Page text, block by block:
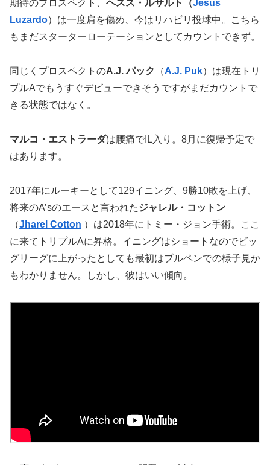
期待のプロスペクト、 ヘスス・ルサルト（Jesus
Luzardo）は一度肩を傷め、今はリハビリ投球中。こちら
もまだスターターローテーションとしてカウントできず。
同じくプロスペクトのA.J. パック （A.J. Puk）は現在トリ
プルAでもうすぐデビューできそうですがまだカウントで
きる状態ではなく。
マルコ・エストラーダは腰痛でIL入り。8月に復帰予定で
はあります。
2017年にルーキーとして129イニング、9勝10敗を上げ、
将来のA’sのエースと言われたジャレル・コットン
（Jharel Cotton ）は2018年にトミー・ジョン手術。ここ
に来てトリプルAに昇格。イニングはショートなのでビッ
グリーグに上がったとしても最初はブルペンでの様子見か
もわかりません。しかし、彼はいい傾向。